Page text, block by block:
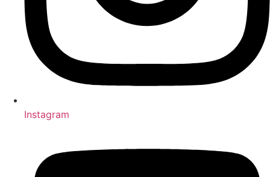
Instagram